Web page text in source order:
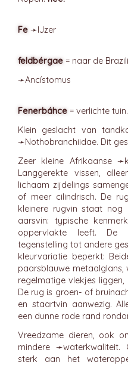
Fe ➛IJzer
feldbérgae = naar de
➛Ancístomus
Fenerbáhce = verlichte tuin.
Klein geslacht van
➛Nothobranchiidae. Dit
Zeer kleine Afrikaanse ➛
Langgerekte vissen,
lichaam zijdelings
of meer cilindrisch. De
kleinere rugvin staat
aarsvin: typische
oppervlakte leeft. De
tegenstelling tot andere
kleurvariatie beperkt:
paarsblauwe metaalglans,
regelmatige vlekjes
De rug is groen- of
en staartvin aanwezig.
een dunne rode rand
Vreedzame dieren, ook
mindere ➛waterkwaliteit.
sterk aan het